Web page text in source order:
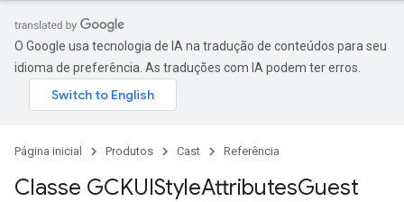
O Google usa tecnologia de IA na tradução de conteúdos para seu
idioma de preferência. As traduções com IA podem ter erros.
Página inicial Produtos Cast Referência
Classe GCKUIStyleAttributesGuest